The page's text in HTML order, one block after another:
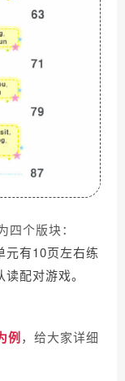
四个版块：
元有10页左右练
配对游戏。
例，给大家详细